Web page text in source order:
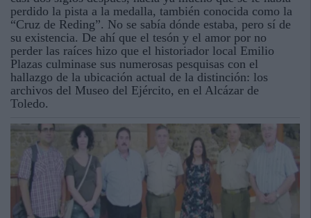
perdido la pista a la medalla, también conocida como la
“Cruz de Reding”. No se sabía dónde estaba, pero sí de
su existencia. De ahí que el tesón y el amor por no
perder las raíces hizo que el historiador local Emilio
Plazas culminase sus numerosas pesquisas con el
hallazgo de la ubicación actual de la distinción: los
archivos del Museo del Ejército, en el Alcázar de
Toledo.